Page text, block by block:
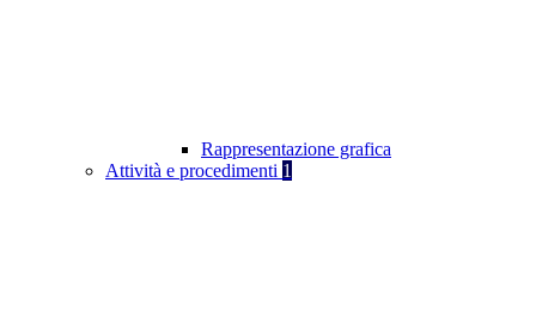
Rappresentazione grafica
Attività e procedimenti 1